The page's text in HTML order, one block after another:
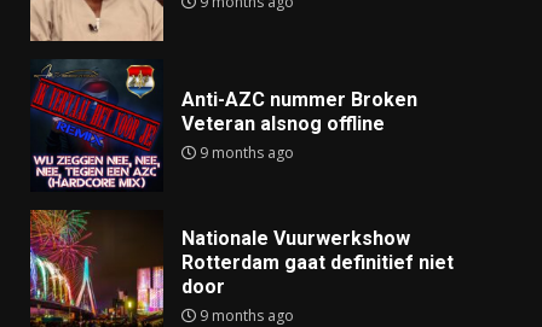
Anti-AZC nummer Broken
Veteran alsnog offline
9 months ago
Nationale Vuurwerkshow
Rotterdam gaat definitief niet
door
9 months ago